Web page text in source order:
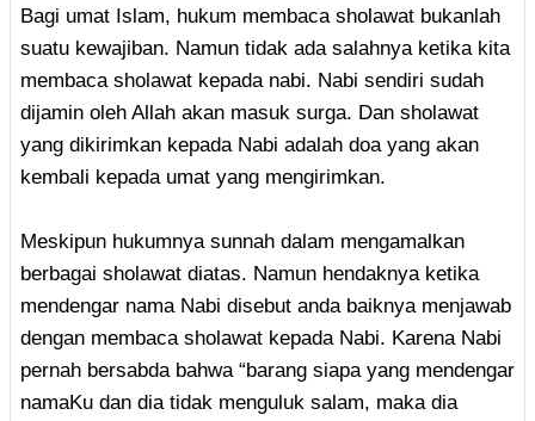
Bagi umat Islam, hukum membaca sholawat bukanlah
suatu kewajiban. Namun tidak ada salahnya ketika kita
membaca sholawat kepada nabi. Nabi sendiri sudah
dijamin oleh Allah akan masuk surga. Dan sholawat
yang dikirimkan kepada Nabi adalah doa yang akan
kembali kepada umat yang mengirimkan.
Meskipun hukumnya sunnah dalam mengamalkan
berbagai sholawat diatas. Namun hendaknya ketika
mendengar nama Nabi disebut anda baiknya menjawab
dengan membaca sholawat kepada Nabi. Karena Nabi
pernah bersabda bahwa “barang siapa yang mendengar
namaKu dan dia tidak menguluk salam, maka dia